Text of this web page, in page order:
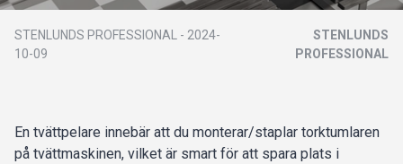
STENLUNDS PROFESSIONAL - 2024-
10-09
STENLUNDS
PROFESSIONAL
En tvättpelare innebär att du monterar/staplar torktumlaren
på tvättmaskinen, vilket är smart för att spara plats i